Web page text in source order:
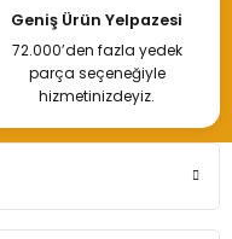
Geniş Ürün Yelpazesi
72.000’den fazla yedek
parça seçeneğiyle
hizmetinizdeyiz.